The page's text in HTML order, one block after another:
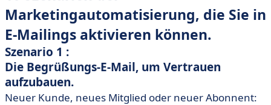
Marketingautomatisierung, die Sie in
E-Mailings aktivieren können.
Szenario 1 :
Die Begrüßungs-E-Mail, um Vertrauen
aufzubauen.
Neuer Kunde, neues Mitglied oder neuer Abonnent: